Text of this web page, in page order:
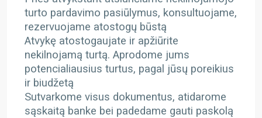
turto pardavimo pasiūlymus, konsultuojame,
rezervuojame atostogų būstą
Atvykę atostogaujate ir apžiūrite
nekilnojamą turtą. Aprodome jums
potencialiausius turtus, pagal jūsų poreikius
ir biudžetą
Sutvarkome visus dokumentus, atidarome
sąskaitą banke bei padedame gauti paskolą